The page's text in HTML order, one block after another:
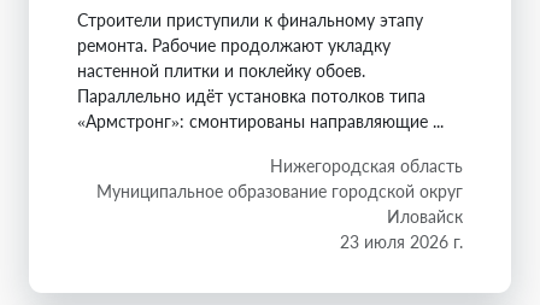
Строители приступили к финальному этапу
ремонта. Рабочие продолжают укладку
настенной плитки и поклейку обоев.
Параллельно идёт установка потолков типа
«Армстронг»: смонтированы направляющие ...
Нижегородская область
Муниципальное образование городской округ
Иловайск
23 июля 2026 г.